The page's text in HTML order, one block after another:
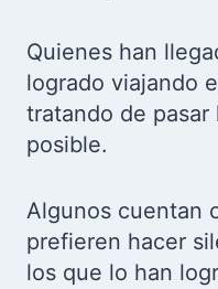
Quienes han
logrado viajando
tratando de pasar
posible.
Algunos cuentan
prefieren hacer
los que lo han